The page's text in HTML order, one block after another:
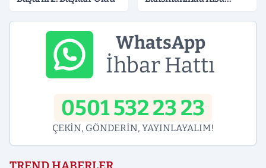
WhatsApp
İhbar Hattı
0501 532 23 23
ÇEKİN, GÖNDERİN, YAYINLAYALIM!